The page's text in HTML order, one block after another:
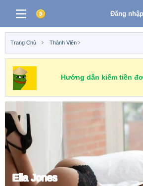
Đăng nhập
Trang Chủ Thành Viên
Hướng dẫn kiếm tiền
Ella Jones